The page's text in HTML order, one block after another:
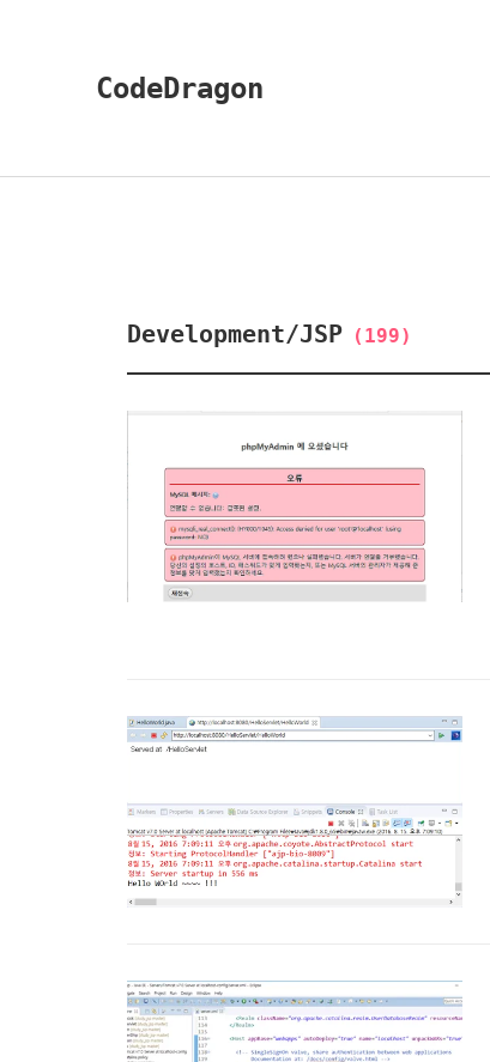
CodeDragon
Development/JSP (199)